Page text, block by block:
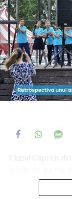
unele care pun
profesorii lor